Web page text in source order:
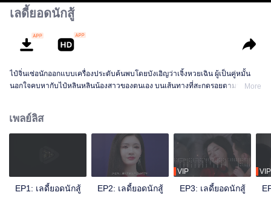
เลดี้ยอดนักสู้
ไป๋จิ่นเซ่อนักออกแบบเครื่องประดับค้นพบโดยบังเอิญว่าเจิ้งหวยเฉิน ผู้เป็นคู่หมั้น
นอกใจคบหากับไป๋หลินหลินน้องสาวของตนเอง บนเส้นทางที่สะกดรอยตามว่าที่
สัญญา หลังจากแต่งงานม่อซื่อเหนียนช่วยไป๋จิ่นเซ่อให้หลุดพ้นจากผู้ชายเฮงซวย
กลับไปทำงานอีกครั้ง แล้วทั้งสองคนได้เกิดความรักที่จริงใจต่อกันในระหว่างที่มี
More
เพลย์ลิส
EP1: เลดี้ยอดนักสู้ EP2: เลดี้ยอดนักสู้
VIP
EP3: เลดี้ยอดนักสู้
VIP